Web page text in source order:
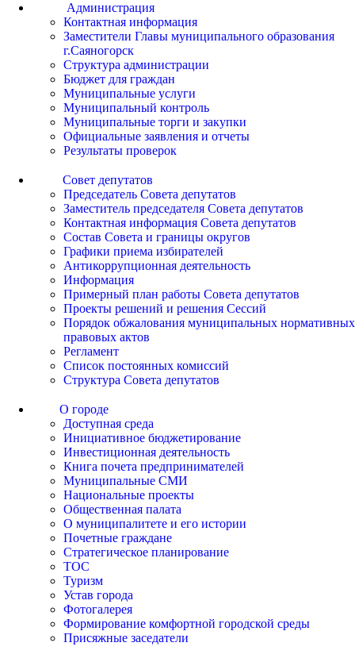
Администрация
Контактная информация
Заместители Главы муниципального образования
г.Саяногорск
Структура администрации
Бюджет для граждан
Муниципальные услуги
Муниципальный контроль
Муниципальные торги и закупки
Официальные заявления и отчеты
Результаты проверок
Совет депутатов
Председатель Совета депутатов
Заместитель председателя Совета депутатов
Контактная информация Совета депутатов
Состав Совета и границы округов
Графики приема избирателей
Антикоррупционная деятельность
Информация
Примерный план работы Совета депутатов
Проекты решений и решения Сессий
Порядок обжалования муниципальных нормативных
правовых актов
Регламент
Список постоянных комиссий
Структура Совета депутатов
О городе
Доступная среда
Инициативное бюджетирование
Инвестиционная деятельность
Книга почета предпринимателей
Муниципальные СМИ
Национальные проекты
Общественная палата
О муниципалитете и его истории
Почетные граждане
Стратегическое планирование
ТОС
Туризм
Устав города
Фотогалерея
Формирование комфортной городской среды
Присяжные заседатели